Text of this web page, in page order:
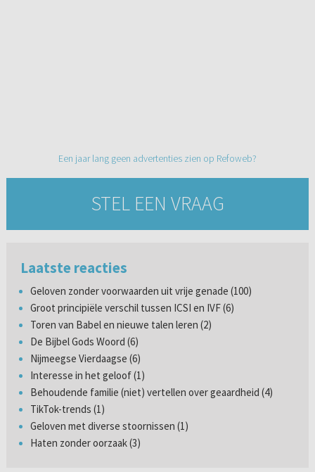
Een jaar lang geen advertenties zien op Refoweb?
STEL EEN VRAAG
Laatste reacties
Geloven zonder voorwaarden uit vrije genade (100)
Groot principiële verschil tussen ICSI en IVF (6)
Toren van Babel en nieuwe talen leren (2)
De Bijbel Gods Woord (6)
Nijmeegse Vierdaagse (6)
Interesse in het geloof (1)
Behoudende familie (niet) vertellen over geaardheid (4)
TikTok-trends (1)
Geloven met diverse stoornissen (1)
Haten zonder oorzaak (3)